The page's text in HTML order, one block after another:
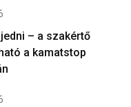
– a szakértő
a kamatstop